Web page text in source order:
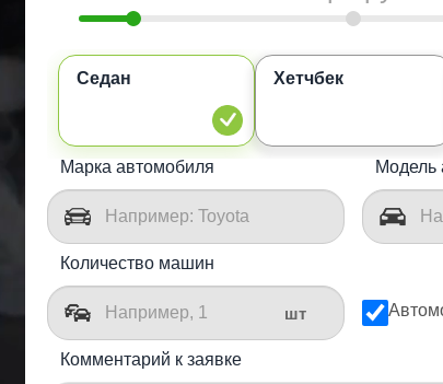
Седан Хетчбек
Марка автомобиля Модель
Количество машин
шт
Комментарий к заявке